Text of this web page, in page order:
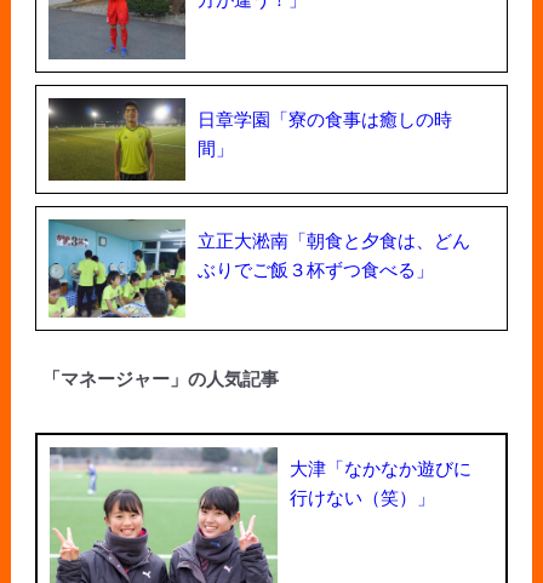
日章学園「寮の食事は癒しの時
間」
立正大淞南「朝食と夕食は、どん
ぶりでご飯３杯ずつ食べる」
「マネージャー」の人気記事
大津「なかなか遊びに
行けない（笑）」